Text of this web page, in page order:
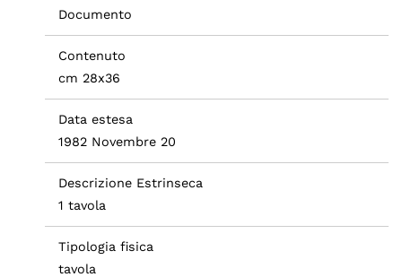
Documento
Contenuto
cm 28x36
Data estesa
1982 Novembre 20
Descrizione Estrinseca
1 tavola
Tipologia fisica
tavola